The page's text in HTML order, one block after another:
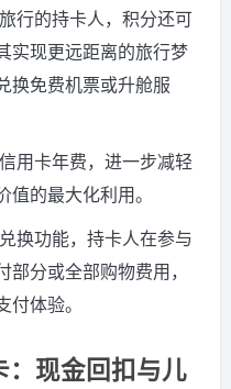
行的持卡人，积分还可
实现更远距离的旅行梦
换免费机票或升舱服
用卡年费，进一步减轻
的最大化利用。
换功能，持卡人在参与
分或全部购物费用，
体验。
现金回扣与儿